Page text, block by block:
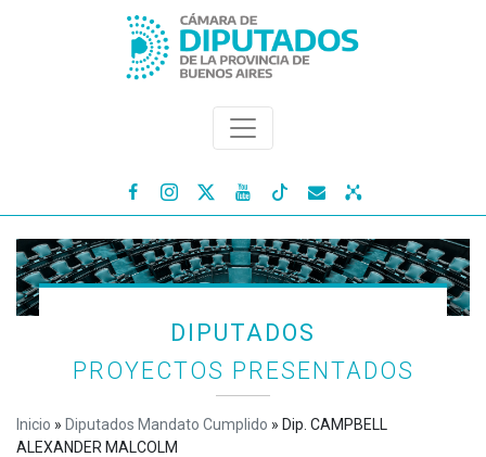
   
DIPUTADOS
PROYECTOS PRESENTADOS
Inicio » Diputados Mandato Cumplido » Dip. CAMPBELL
ALEXANDER MALCOLM